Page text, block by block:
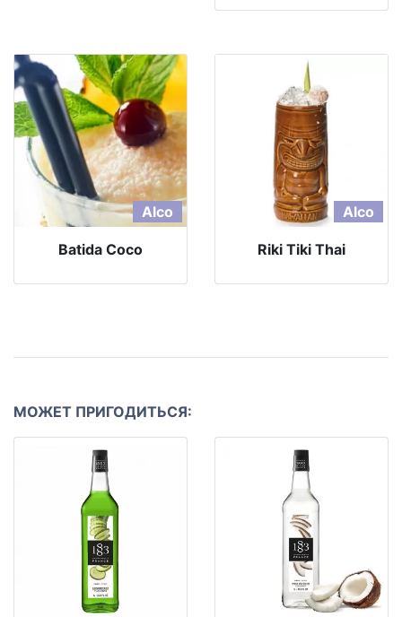
Alco
Batida Coco
Alco
Riki Tiki Thai
МОЖЕТ ПРИГОДИТЬСЯ: